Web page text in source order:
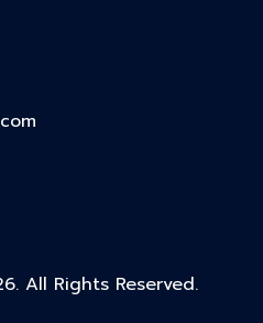
All Rights Reserved.